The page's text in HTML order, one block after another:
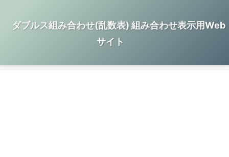
ダブルス組み合わせ(乱数表) 組み合わせ表示用Web
サイト